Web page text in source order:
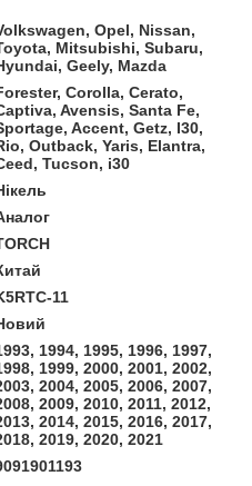
Opel, Nissan,
Mitsubishi, Subaru,
Geely, Mazda
Corolla, Cerato,
Avensis, Santa Fe,
Accent, Getz, I30,
Outback, Yaris, Elantra,
Tucson, i30
11
1994, 1995, 1996, 1997,
1999, 2000, 2001, 2002,
2004, 2005, 2006, 2007,
2009, 2010, 2011, 2012,
2014, 2015, 2016, 2017,
2019, 2020, 2021